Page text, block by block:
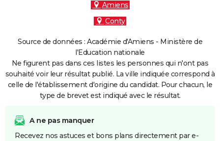
Amiens
Conty
Source de données : Académie d'Amiens - Ministère de
l'Education nationale
Ne figurent pas dans ces listes les personnes qui n'ont pas
souhaité voir leur résultat publié. La ville indiquée correspond à
celle de l'établissement d'origine du candidat. Pour chacun, le
type de brevet est indiqué avec le résultat.
A ne pas manquer
Recevez nos astuces et bons plans directement par e-